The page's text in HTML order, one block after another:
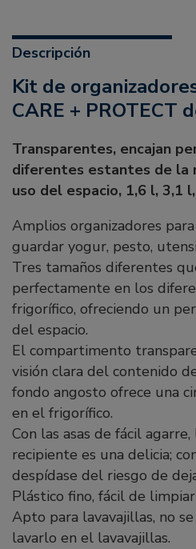
Descripción
Kit de organizadores de frigorífico
CARE + PROTECT
Transparentes, encajan
diferentes estantes de la
uso del espacio, 1,6 l, 3,1
Amplios organizadores
guardar yogur, pesto,
Tres tamaños diferentes
perfectamente en los
frigorífico, ofreciendo un
del espacio.
El compartimento
visión clara del contenido
fondo angosto ofrece una
en el frigorífico.
Con las asas de fácil
recipiente es una delicia;
despídase del riesgo de
Plástico fino, fácil de
Apto para lavavajillas, no
lavarlo en el lavavajillas.